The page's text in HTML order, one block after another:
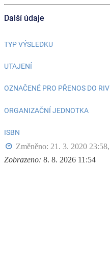
Další údaje
TYP VÝSLEDKU
UTAJENÍ
OZNAČENÉ PRO PŘENOS DO RIV
ORGANIZAČNÍ JEDNOTKA
ISBN
Změněno: 21. 3. 2020 23:58,
Zobrazeno: 8. 8. 2026 11:54